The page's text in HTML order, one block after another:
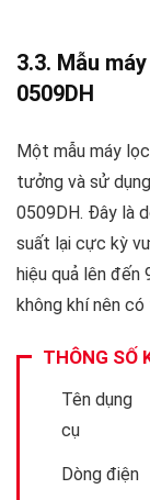
3.3. Mẫu
0509DH
Một mẫu máy
tưởng và sử
0509DH. Đây là
suất lại cực kỳ
hiệu quả lên đến
không khí nên có
THÔNG SỐ
Tên dụng
cụ
Dòng điện